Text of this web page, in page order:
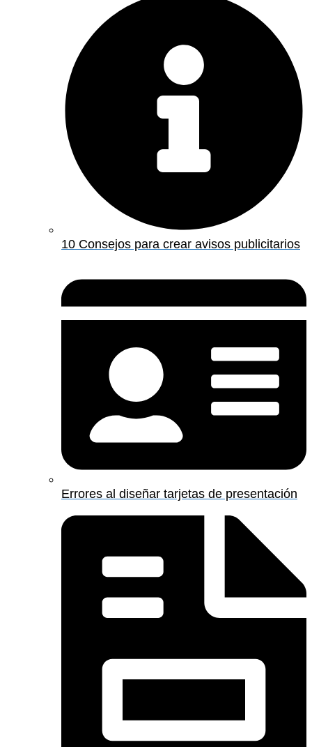
10 Consejos para crear avisos publicitarios
Errores al diseñar tarjetas de presentación